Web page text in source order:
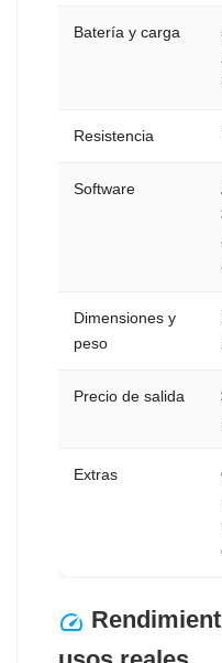
Batería y carga
Resistencia
Software
Dimensiones y
peso
Precio de salida
Extras
speed